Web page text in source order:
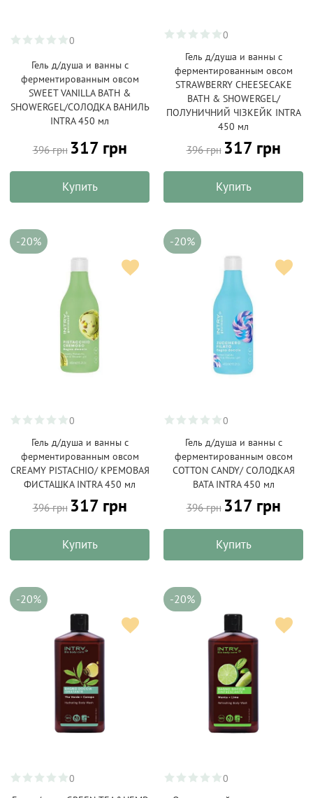
0
Гель д/душа и ванны с
ферментированным овсом
SWEET VANILLA BATH &
SHOWERGEL/СОЛОДКА ВАНИЛЬ
INTRA 450 мл
396 грн 317 грн
Купить
0
Гель д/душа и ванны с
ферментированным овсом
STRAWBERRY CHEESECAKE
BATH & SHOWERGEL/
ПОЛУНИЧНИЙ ЧІЗКЕЙК INTRA
450 мл
396 грн 317 грн
Купить
-20%
0
Гель д/душа и ванны с
ферментированным овсом
CREAMY PISTACHIO/ КРЕМОВАЯ
ФИСТАШКА INTRA 450 мл
396 грн 317 грн
Купить
-20%
0
Гель д/душа и ванны с
ферментированным овсом
COTTON CANDY/ СОЛОДКАЯ
ВАТА INTRA 450 мл
396 грн 317 грн
Купить
-20%
0
-20%
0